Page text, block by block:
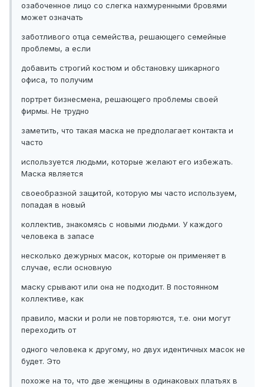
озабоченное лицо со слегка нахмуренными бровями
может означать
заботливого отца семейства, решающего семейные
проблемы, а если
добавить строгий костюм и обстановку шикарного
офиса, то получим
портрет бизнесмена, решающего проблемы своей
фирмы. Не трудно
заметить, что такая маска не предполагает контакта и
часто
используется людьми, которые желают его избежать.
Маска является
своеобразной защитой, которую мы часто используем,
попадая в новый
коллектив, знакомясь с новыми людьми. У каждого
человека в запасе
несколько дежурных масок, которые он применяет в
случае, если основную
маску срывают или она не подходит. В постоянном
коллективе, как
правило, маски и роли не повторяются, т.е. они могут
переходить от
одного человека к другому, но двух идентичных масок не
будет. Это
похоже на то, что две женщины в одинаковых платьях в